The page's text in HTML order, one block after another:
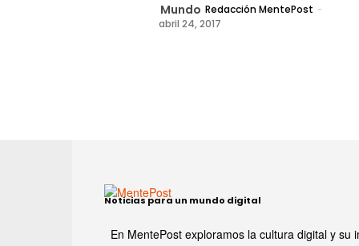
Mundo Redacción MentePost -
abril 24, 2017
Noticias para un mundo digital
En MentePost exploramos la cultura digital y su